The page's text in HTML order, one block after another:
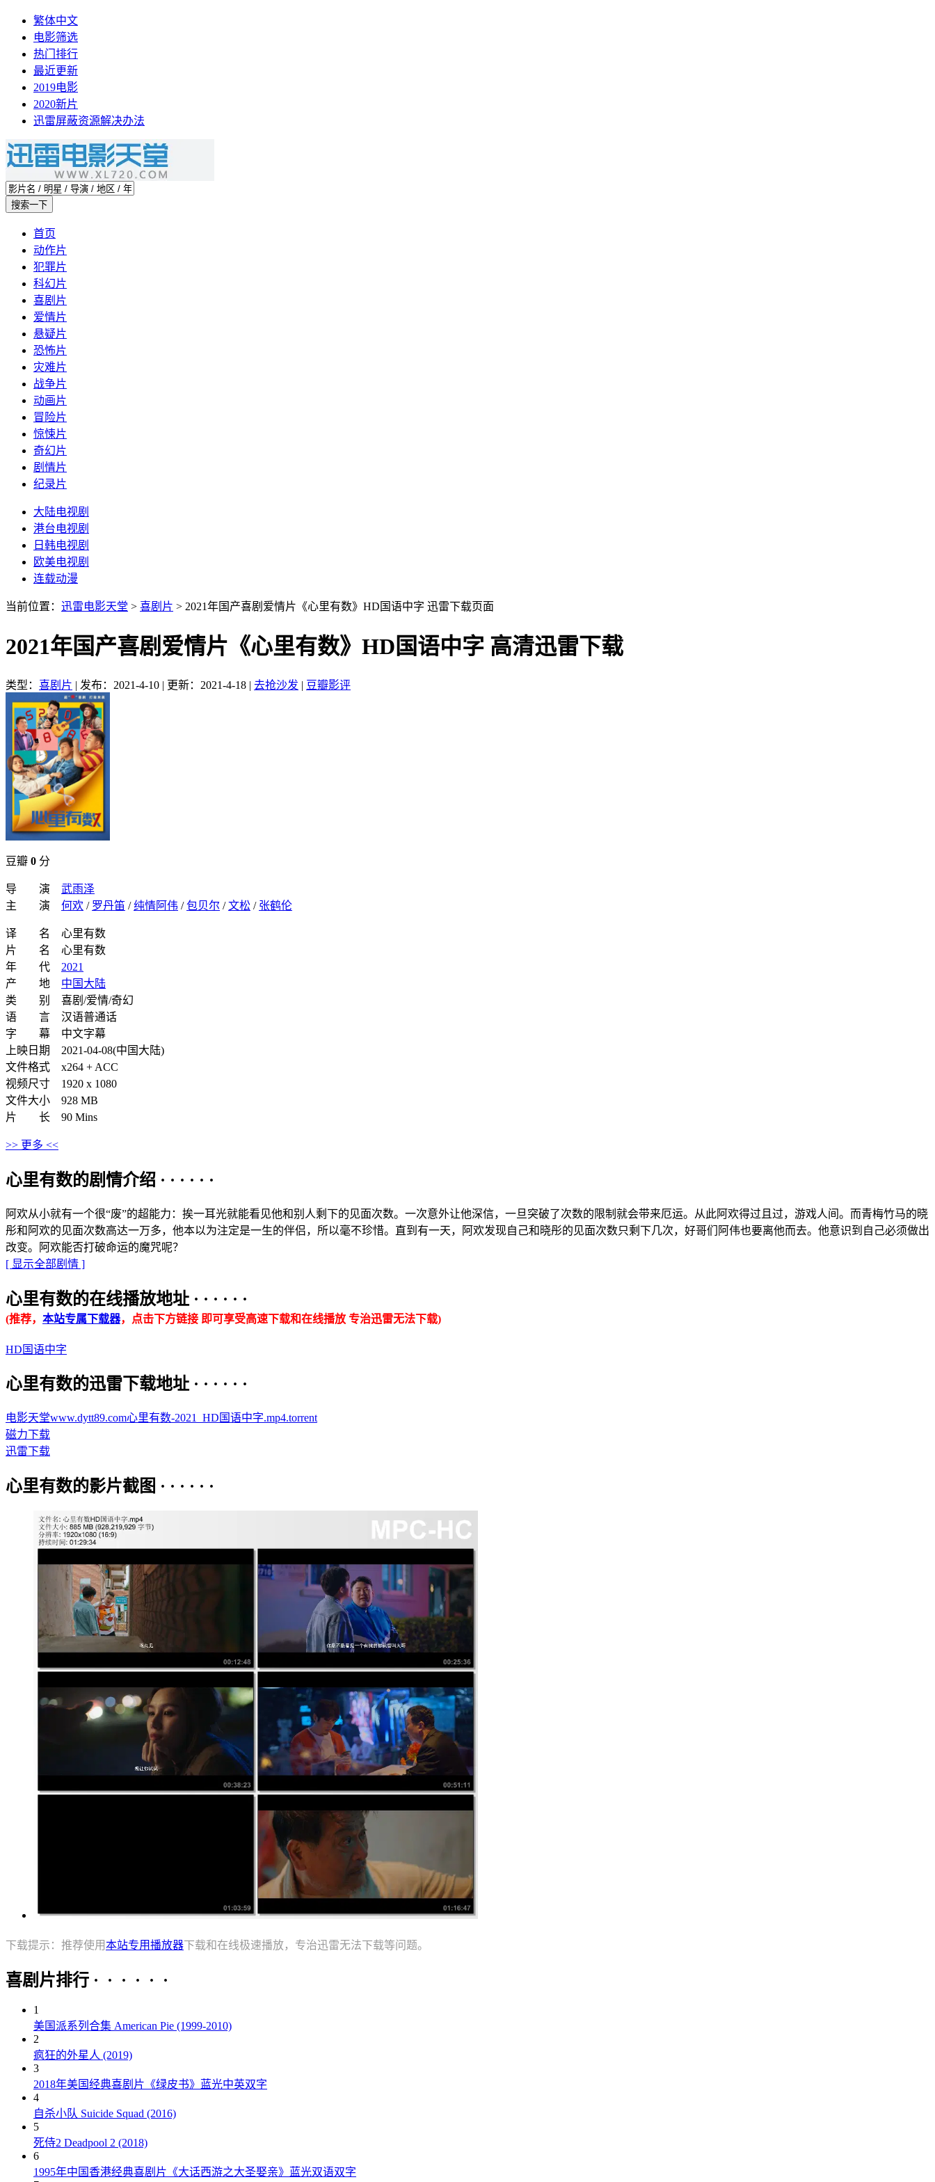
繁体中文
电影筛选
热门排行
最近更新
2019电影
2020新片
迅雷屏蔽资源解决办法
首页
动作片
犯罪片
科幻片
喜剧片
爱情片
悬疑片
恐怖片
灾难片
战争片
动画片
冒险片
惊悚片
奇幻片
剧情片
纪录片
大陆电视剧
港台电视剧
日韩电视剧
欧美电视剧
连载动漫
当前位置： 迅雷电影天堂 > 喜剧片 > 2021年国产喜剧爱情片《心里有数》HD国语中字 迅雷下载页面
2021年国产喜剧爱情片《心里有数》HD国语中字 高清迅雷下载
类型： 喜剧片 | 发布：2021-4-10 | 更新：2021-4-18 | 去抢沙发 | 豆瓣影评
豆瓣 0 分
导 演 武雨泽
主 演 何欢 / 罗丹笛 /纯情阿伟 /包贝尔 /文松 / 张鹤伦
译 名 心里有数
片 名 心里有数
年 代 2021
产 地 中国大陆
类 别 喜剧/爱情/奇幻
语 言 汉语普通话
字 幕 中文字幕
上映日期 2021-04-08(中国大陆)
文件格式 x264 + ACC
视频尺寸 1920 x 1080
文件大小 928 MB
片 长 90 Mins
>> 更多 <<
心里有数的剧情介绍 · · · · · ·
阿欢从小就有一个很“废”的超能力：挨一耳光就能看见他和别人剩下的见面次数。一次意外让他深信，一旦突破了次数的限制就会带来厄运。从此阿欢得过且过，游戏人间。而青梅竹马的晓
彤和阿欢的见面次数高达一万多，他本以为注定是一生的伴侣，所以毫不珍惜。直到有一天，阿欢发现自己和晓彤的见面次数只剩下几次，好哥们阿伟也要离他而去。他意识到自己必须做出
改变。阿欢能否打破命运的魔咒呢？
[ 显示全部剧情 ]
心里有数的在线播放地址 · · · · · ·
(推荐， 本站专属下载器，点击下方链接 即可享受高速下载和在线播放 专治迅雷无法下载)
HD国语中字
心里有数的迅雷下载地址 · · · · · ·
电影天堂www.dytt89.com心里有数-2021_HD国语中字.mp4.torrent
磁力下载
迅雷下载
心里有数的影片截图 · · · · · ·
下载提示：推荐使用本站专用播放器下载和在线极速播放，专治迅雷无法下载等问题。
喜剧片排行 · · · · · ·
1
美国派系列合集 American Pie (1999-2010)
2
疯狂的外星人 (2019)
3
2018年美国经典喜剧片《绿皮书》蓝光中英双字
4
自杀小队 Suicide Squad (2016)
5
死侍2 Deadpool 2 (2018)
6
1995年中国香港经典喜剧片《大话西游之大圣娶亲》蓝光双语双字